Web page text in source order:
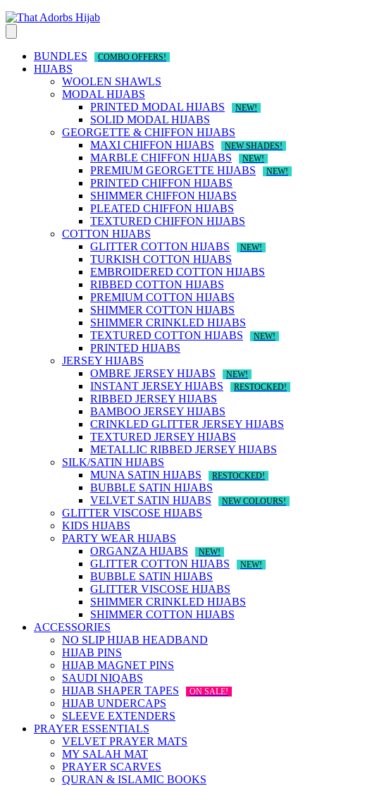
BUNDLES COMBO OFFERS!
HIJABS
WOOLEN SHAWLS
MODAL HIJABS
PRINTED MODAL HIJABS
NEW!
SOLID MODAL HIJABS
GEORGETTE & CHIFFON HIJABS
MAXI CHIFFON HIJABS
NEW SHADES!
MARBLE CHIFFON HIJABS NEW!
PREMIUM GEORGETTE HIJABS NEW!
PRINTED CHIFFON HIJABS
SHIMMER CHIFFON HIJABS
PLEATED CHIFFON HIJABS
TEXTURED CHIFFON HIJABS
COTTON HIJABS
GLITTER COTTON HIJABS
NEW!
TURKISH COTTON HIJABS
EMBROIDERED COTTON HIJABS
RIBBED COTTON HIJABS
PREMIUM COTTON HIJABS
SHIMMER COTTON HIJABS
SHIMMER CRINKLED HIJABS
TEXTURED COTTON HIJABS
NEW!
PRINTED HIJABS
JERSEY HIJABS
OMBRE JERSEY HIJABS
NEW!
INSTANT JERSEY HIJABS RESTOCKED!
RIBBED JERSEY HIJABS
BAMBOO JERSEY HIJABS
CRINKLED GLITTER JERSEY HIJABS
TEXTURED JERSEY HIJABS
METALLIC RIBBED JERSEY HIJABS
SILK/SATIN HIJABS
MUNA SATIN HIJABS
RESTOCKED!
BUBBLE SATIN HIJABS
VELVET SATIN HIJABS
NEW COLOURS!
GLITTER VISCOSE HIJABS
KIDS HIJABS
PARTY WEAR HIJABS
ORGANZA HIJABS
NEW!
GLITTER COTTON HIJABS NEW!
BUBBLE SATIN HIJABS
GLITTER VISCOSE HIJABS
SHIMMER CRINKLED HIJABS
SHIMMER COTTON HIJABS
ACCESSORIES
NO SLIP HIJAB HEADBAND
HIJAB PINS
HIJAB MAGNET PINS
SAUDI NIQABS
HIJAB SHAPER TAPES
ON SALE!
HIJAB UNDERCAPS
SLEEVE EXTENDERS
PRAYER ESSENTIALS
VELVET PRAYER MATS
MY SALAH MAT
PRAYER SCARVES
QURAN & ISLAMIC BOOKS